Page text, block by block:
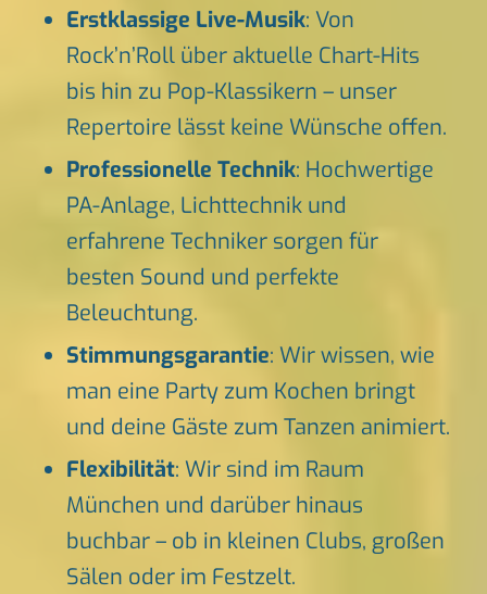
Erstklassige Live-Musik: Von
Rock’n’Roll über aktuelle Chart-Hits
bis hin zu Pop-Klassikern – unser
Repertoire lässt keine Wünsche offen.
Professionelle Technik: Hochwertige
PA-Anlage, Lichttechnik und
erfahrene Techniker sorgen für
besten Sound und perfekte
Beleuchtung.
Stimmungsgarantie: Wir wissen, wie
man eine Party zum Kochen bringt
und deine Gäste zum Tanzen animiert.
Flexibilität: Wir sind im Raum
München und darüber hinaus
buchbar – ob in kleinen Clubs, großen
Sälen oder im Festzelt.